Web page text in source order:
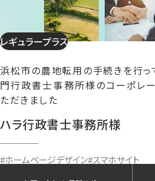
レギュラープラス
浜松市の農地転用の手続きを行
門行政書士事務所様のコーポレ
ただきました
ハラ行政書士事務所様
#ホームページデザイン#スマホサイト